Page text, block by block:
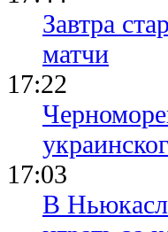
Завтра
матчи
17:22
17:03
В
играть за